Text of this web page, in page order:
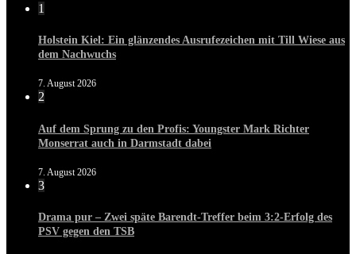
1
Holstein Kiel: Ein glänzendes Ausrufezeichen mit Till Wiese aus
dem Nachwuchs
7. August 2026
2
Auf dem Sprung zu den Profis: Youngster Mark Richter
Monserrat auch in Darmstadt dabei
7. August 2026
3
Drama pur – Zwei späte Barendt-Treffer beim 3:2-Erfolg des
PSV gegen den TSB